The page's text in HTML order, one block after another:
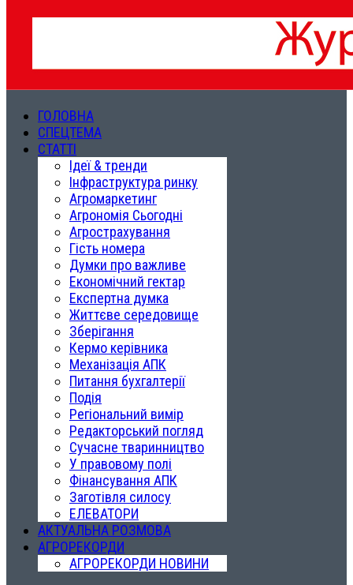
ГОЛОВНА
СПЕЦТЕМА
СТАТТІ
Ідеї & тренди
Інфраструктура ринку
Агромаркетинг
Агрономія Сьогодні
Агрострахування
Гість номера
Думки про важливе
Економічний гектар
Експертна думка
Життєве середовище
Зберігання
Кермо керівника
Механізація АПК
Питання бухгалтерії
Подія
Регіональний вимір
Редакторський погляд
Сучасне тваринництво
У правовому полі
Фінансування АПК
Заготівля силосу
ЕЛЕВАТОРИ
АКТУАЛЬНА РОЗМОВА
АГРОРЕКОРДИ
АГРОРЕКОРДИ НОВИНИ